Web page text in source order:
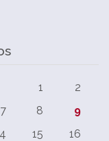
1
2
7 8
9
15
16